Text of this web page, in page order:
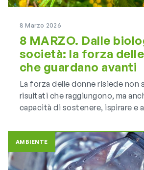
8 Marzo 2026
8 MARZO. Dalle
società: la forza
che guardano avanti
La forza delle donne risiede non
risultati che raggiungono, ma
capacità di sostenere, ispirare e
AMBIENTE